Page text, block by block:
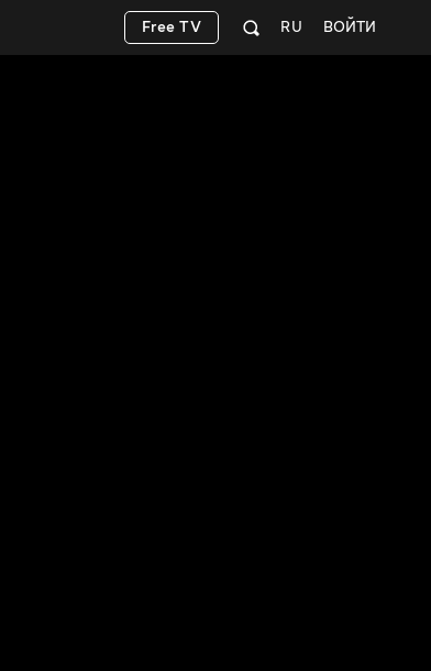
ВОЙТИ
RU
Free TV